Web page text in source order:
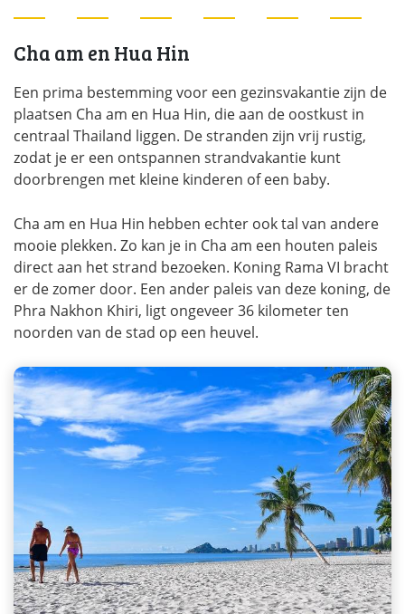
Cha am en Hua Hin
Een prima bestemming voor een gezinsvakantie zijn de
plaatsen Cha am en Hua Hin, die aan de oostkust in
centraal Thailand liggen. De stranden zijn vrij rustig,
zodat je er een ontspannen strandvakantie kunt
doorbrengen met kleine kinderen of een baby.
Cha am en Hua Hin hebben echter ook tal van andere
mooie plekken. Zo kan je in Cha am een houten paleis
direct aan het strand bezoeken. Koning Rama VI bracht
er de zomer door. Een ander paleis van deze koning, de
Phra Nakhon Khiri, ligt ongeveer 36 kilometer ten
noorden van de stad op een heuvel.